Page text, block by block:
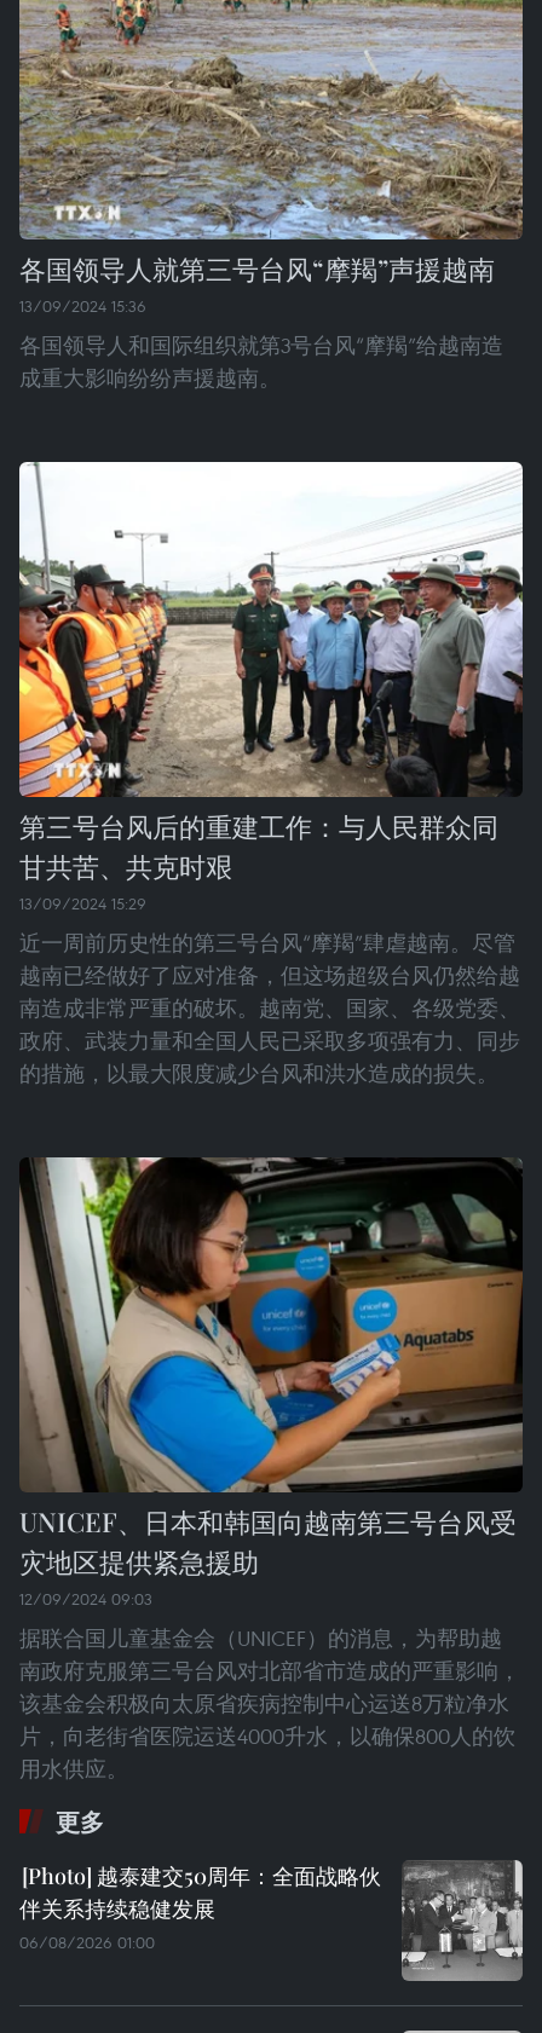
各国领导人就第三号台风“摩羯”声援越南
13/09/2024 15:36
各国领导人和国际组织就第3号台风“摩羯”给越南造
成重大影响纷纷声援越南。
第三号台风后的重建工作：与人民群众同
甘共苦、共克时艰
13/09/2024 15:29
近一周前历史性的第三号台风“摩羯”肆虐越南。尽管
越南已经做好了应对准备，但这场超级台风仍然给越
南造成非常严重的破坏。越南党、国家、各级党委、
政府、武装力量和全国人民已采取多项强有力、同步
的措施，以最大限度减少台风和洪水造成的损失。
UNICEF、日本和韩国向越南第三号台风受
灾地区提供紧急援助
12/09/2024 09:03
据联合国儿童基金会（UNICEF）的消息，为帮助越
南政府克服第三号台风对北部省市造成的严重影响，
该基金会积极向太原省疾病控制中心运送8万粒净水
片，向老街省医院运送4000升水，以确保800人的饮
用水供应。
更多
越泰建交50周年：全面战略伙
伴关系持续稳健发展
06/08/2026 01:00